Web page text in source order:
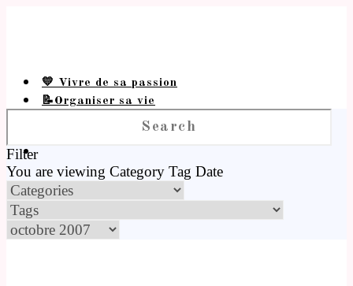
💛 Vivre de sa passion
📝Organiser sa vie
Filter
You are viewing Category Tag Date